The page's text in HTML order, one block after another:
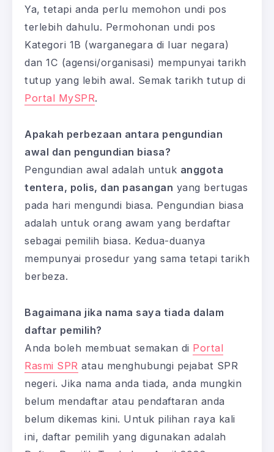
Ya, tetapi anda perlu memohon undi pos
terlebih dahulu. Permohonan undi pos
Kategori 1B (warganegara di luar negara)
dan 1C (agensi/organisasi) mempunyai tarikh
tutup yang lebih awal. Semak tarikh tutup di
Portal MySPR.
Apakah perbezaan antara pengundian
awal dan pengundian biasa?
Pengundian awal adalah untuk anggota
tentera, polis, dan pasangan yang bertugas
pada hari mengundi biasa. Pengundian biasa
adalah untuk orang awam yang berdaftar
sebagai pemilih biasa. Kedua-duanya
mempunyai prosedur yang sama tetapi tarikh
berbeza.
Bagaimana jika nama saya tiada dalam
daftar pemilih?
Anda boleh membuat semakan di Portal
Rasmi SPR atau menghubungi pejabat SPR
negeri. Jika nama anda tiada, anda mungkin
belum mendaftar atau pendaftaran anda
belum dikemas kini. Untuk pilihan raya kali
ini, daftar pemilih yang digunakan adalah